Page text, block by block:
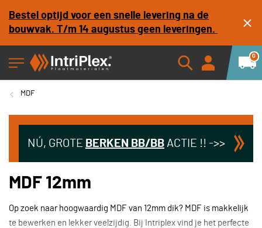
Bestel optijd voor een snelle levering na de
bouwvak. T/m 14 augustus geen leveringen.
0
MDF
NÚ, GROTE BERKEN BB/BB ACTIE !! ->>
MDF 12mm
Op zoek naar hoogwaardig MDF van 12mm dik? MDF is makkelijk
te bewerken en lekker veelzijdig. Bij Intriplex vind je het perfecte